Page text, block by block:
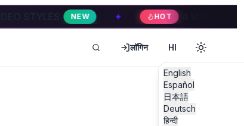
HOT 4 VIDEO STYLES HOT
लॉगिन HI
English
Español
日本語
Deutsch
हिन्दी